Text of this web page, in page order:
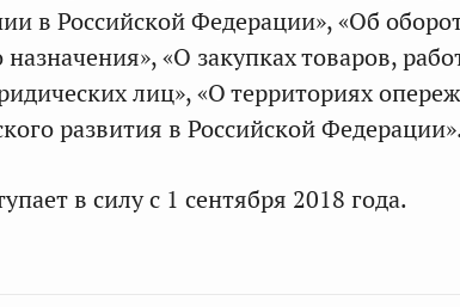
в Российской Федерации», «Об
«О закупках товаров,
лиц», «О территориях
развития в Российской
в силу с 1 сентября 2018 года.